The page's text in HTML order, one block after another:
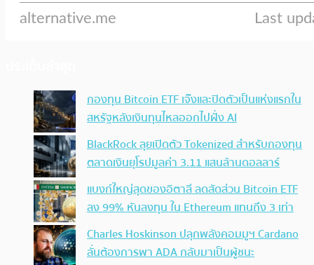
กองทุน Bitcoin ETF เจ๊งและปิดตัวเป็นแห่งแรกใน
สหรัฐหลังเงินทุนไหลออกไปฝั่ง AI
BlackRock ลุยเปิดตัว Tokenized สำหรับกองทุน
ตลาดเงินยุโรปมูลค่า 3.11 แสนล้านดอลลาร์
แบงก์ใหญ่สุดของอิตาลี ลดสัดส่วน Bitcoin ETF
ลง 99% หันลงทุน ใน Ethereum แทนถึง 3 เท่า
Charles Hoskinson ปลุกพลังคอมมูฯ Cardano
ลั่นต้องการพา ADA กลับมาเป็นผู้ชนะ